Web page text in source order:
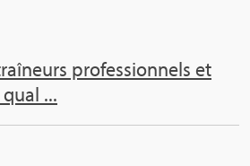
pro­fes­sion­nels et
...